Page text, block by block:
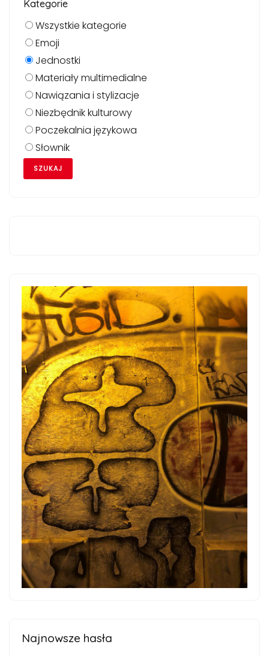
Kategorie
Wszystkie kategorie
Emoji
Jednostki
Materiały multimedialne
Nawiązania i stylizacje
Niezbędnik kulturowy
Poczekalnia językowa
Słownik
Najnowsze hasła